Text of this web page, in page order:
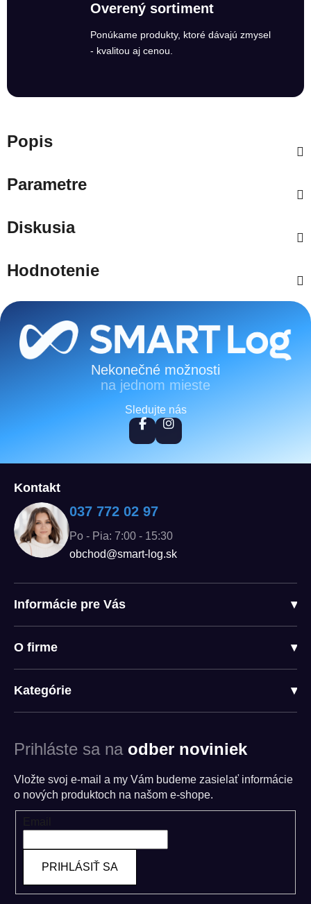
Overený sortiment
Ponúkame produkty, ktoré dávajú zmysel
- kvalitou aj cenou.
Popis
Parametre
Diskusia
Hodnotenie
Zápätie
Nekonečné možnosti
na jednom mieste
Sledujte nás
Kontakt
037 772 02 97
Po - Pia: 7:00 - 15:30
obchod@smart-log.sk
Informácie pre Vás ▾
O firme ▾
Kategórie ▾
Prihláste sa na odber noviniek
Vložte svoj e-mail a my Vám budeme zasielať informácie
o nových produktoch na našom e-shope.
PRIHLÁSIŤ SA